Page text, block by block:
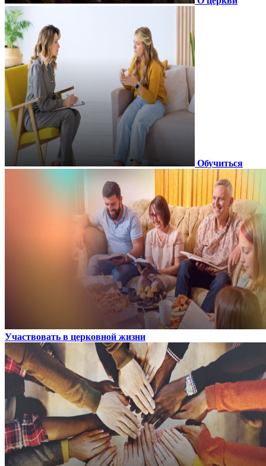
Обучиться
Участвовать в церковной жизни